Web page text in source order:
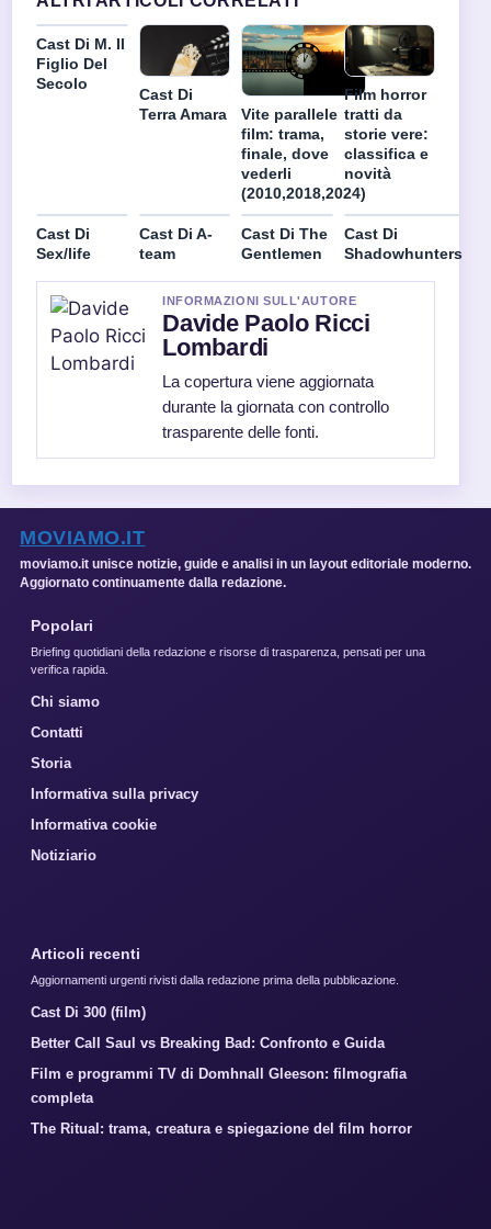
Cast Di M. Il
Figlio Del
Secolo
Cast Di
Terra Amara
Vite parallele
film: trama,
finale, dove
vederli
(2010,2018,2024)
Film horror
tratti da
storie vere:
classifica e
novità
Cast Di
Sex/life
Cast Di A-
team
Cast Di The
Gentlemen
Cast Di
Shadowhunters
INFORMAZIONI SULL'AUTORE
Davide Paolo Ricci
Lombardi
La copertura viene aggiornata
durante la giornata con controllo
trasparente delle fonti.
MOVIAMO.IT
moviamo.it unisce notizie, guide e analisi in un layout editoriale moderno.
Aggiornato continuamente dalla redazione.
Popolari
Briefing quotidiani della redazione e risorse di trasparenza, pensati per una
verifica rapida.
Chi siamo
Contatti
Storia
Informativa sulla privacy
Informativa cookie
Notiziario
Articoli recenti
Aggiornamenti urgenti rivisti dalla redazione prima della pubblicazione.
Cast Di 300 (film)
Better Call Saul vs Breaking Bad: Confronto e Guida
Film e programmi TV di Domhnall Gleeson: filmografia
completa
The Ritual: trama, creatura e spiegazione del film horror